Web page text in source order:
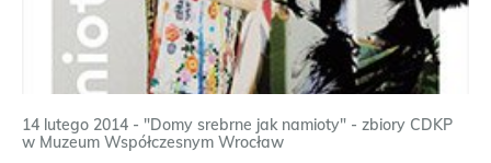
14 lutego 2014 - "Domy srebrne jak namioty" - zbiory CDKP
w Muzeum Współczesnym Wrocław